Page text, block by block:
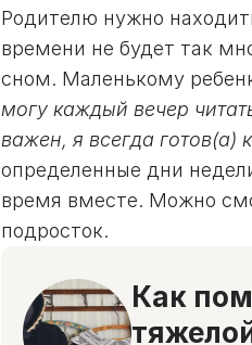
Родителю нужно
времени не будет так
сном. Маленькому
могу каждый вечер
важен, я всегда готов(а)
определенные дни
время вместе. Можно
подросток.
Как